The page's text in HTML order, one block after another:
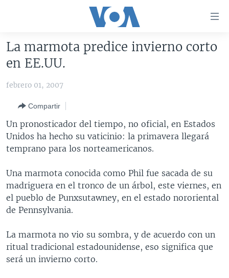
accesibilidad
contenido
Salte
navegador
principal
Salte
búsqueda
AMÉRICA DEL NORTE
MÉXICO
HAITÍ
ELECCIONES EEUU
VOTO DIVIDIDO
VOA VERIFICA
VOA VERIFICA UCRANIA/RUSIA
VOA VERIFICA INMIGRACIÓN
VOA VERIFICA AMÉRICA LATINA
AMÉRICA LATINA
ARGENTINA
BOLIVIA
CHILE
PERÚ
VENEZUELA
BRASIL
CHINA EN AMÉRICA LATINA
CENTROAMÉRICA
EL SALVADOR
GUATEMALA
NICARAGUA
INMIGRACIÓN
LIBERTAD DE PRENSA
ECONOMÍA
ENTRETENIMIENTO Y CULTURA
ESPECIALES DE LA VOA
LIBERTAD DE PRENSA
MULTIMEDIA
VIDEOS
PROGRAMAS TV
La marmota predice invierno corto
en EE.UU.
febrero 01, 2007
Compartir
Un pronosticador del tiempo, no oficial, en Estados
Unidos ha hecho su vaticinio: la primavera llegará
temprano para los norteamericanos.
Una marmota conocida como Phil fue sacada de su
madriguera en el tronco de un árbol, este viernes, en
el pueblo de Punxsutawney, en el estado nororiental
de Pennsylvania.
La marmota no vio su sombra, y de acuerdo con un
ritual tradicional estadounidense, eso significa que
será un invierno corto.